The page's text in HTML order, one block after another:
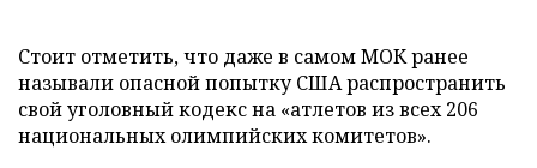
Стоит отметить, что даже в самом МОК ранее
называли опасной попытку США распространить
свой уголовный кодекс на «атлетов из всех 206
национальных олимпийских комитетов».